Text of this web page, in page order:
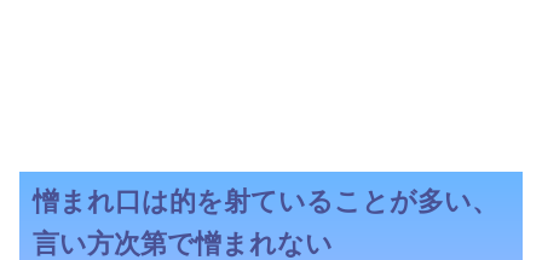
憎まれ口は的を射ていることが多い、
言い方次第で憎まれない